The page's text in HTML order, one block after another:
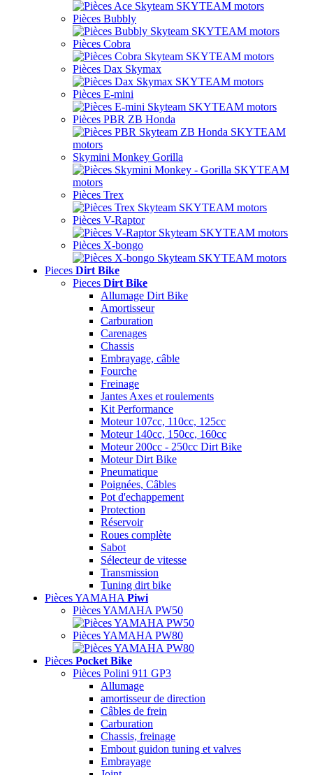
Pièces Bubbly
Pièces Cobra
Pièces Dax Skymax
Pièces E-mini
Pièces PBR ZB Honda
Skymini Monkey Gorilla
Pièces Trex
Pièces V-Raptor
Pièces X-bongo
Pieces Dirt Bike
Pieces Dirt Bike
Allumage Dirt Bike
Amortisseur
Carburation
Carenages
Chassis
Embrayage, câble
Fourche
Freinage
Jantes Axes et roulements
Kit Performance
Moteur 107cc, 110cc, 125cc
Moteur 140cc, 150cc, 160cc
Moteur 200cc - 250cc Dirt Bike
Moteur Dirt Bike
Pneumatique
Poignées, Câbles
Pot d'echappement
Protection
Réservoir
Roues complète
Sabot
Sélecteur de vitesse
Transmission
Tuning dirt bike
Pièces YAMAHA Piwi
Pièces YAMAHA PW50
Pièces YAMAHA PW80
Pièces Pocket Bike
Pièces Polini 911 GP3
Allumage
amortisseur de direction
Câbles de frein
Carburation
Chassis, freinage
Embout guidon tuning et valves
Embrayage